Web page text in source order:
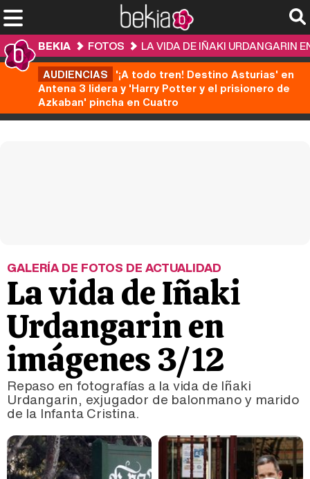
BEKIA FOTOS
LA VIDA DE IÑAKI URDANGARIN
AUDIENCIAS '¡A todo tren! Destino Asturias' en
Antena 3 lidera y 'Harry Potter y el prisionero de
Azkaban' pincha en Cuatro
GALERÍA DE FOTOS DE ACTUALIDAD
La vida de Iñaki
Urdangarin en
imágenes 3/12
Repaso en fotografías a la vida de Iñaki
Urdangarin, exjugador de balonmano y marido
de la Infanta Cristina.